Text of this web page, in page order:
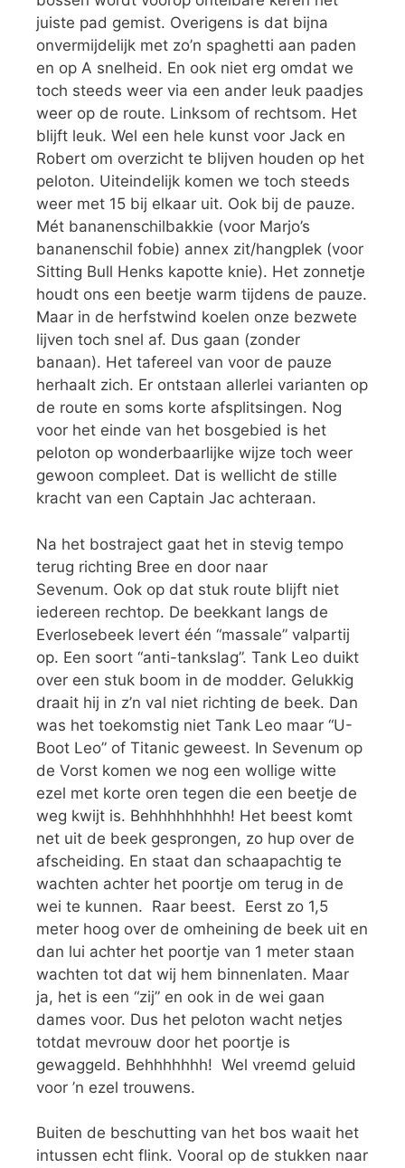
juiste pad gemist. Overigens is dat bijna
onvermijdelijk met zo’n spaghetti aan paden
en op A snelheid. En ook niet erg omdat we
toch steeds weer via een ander leuk paadjes
weer op de route. Linksom of rechtsom. Het
blijft leuk. Wel een hele kunst voor Jack en
Robert om overzicht te blijven houden op het
peloton. Uiteindelijk komen we toch steeds
weer met 15 bij elkaar uit. Ook bij de pauze.
Mét bananenschilbakkie (voor Marjo’s
bananenschil fobie) annex zit/hangplek (voor
Sitting Bull Henks kapotte knie). Het zonnetje
houdt ons een beetje warm tijdens de pauze.
Maar in de herfstwind koelen onze bezwete
lijven toch snel af. Dus gaan (zonder
banaan). Het tafereel van voor de pauze
herhaalt zich. Er ontstaan allerlei varianten op
de route en soms korte afsplitsingen. Nog
voor het einde van het bosgebied is het
peloton op wonderbaarlijke wijze toch weer
gewoon compleet. Dat is wellicht de stille
kracht van een Captain Jac achteraan.
Na het bostraject gaat het in stevig tempo
terug richting Bree en door naar
Sevenum. Ook op dat stuk route blijft niet
iedereen rechtop. De beekkant langs de
Everlosebeek levert één “massale” valpartij
op. Een soort “anti-tankslag”. Tank Leo duikt
over een stuk boom in de modder. Gelukkig
draait hij in z’n val niet richting de beek. Dan
was het toekomstig niet Tank Leo maar “U-
Boot Leo” of Titanic geweest. In Sevenum op
de Vorst komen we nog een wollige witte
ezel met korte oren tegen die een beetje de
weg kwijt is. Behhhhhhhhh! Het beest komt
net uit de beek gesprongen, zo hup over de
afscheiding. En staat dan schaapachtig te
wachten achter het poortje om terug in de
wei te kunnen. Raar beest. Eerst zo 1,5
meter hoog over de omheining de beek uit en
dan lui achter het poortje van 1 meter staan
wachten tot dat wij hem binnenlaten. Maar
ja, het is een “zij” en ook in de wei gaan
dames voor. Dus het peloton wacht netjes
totdat mevrouw door het poortje is
gewaggeld. Behhhhhhh! Wel vreemd geluid
voor ’n ezel trouwens.
Buiten de beschutting van het bos waait het
intussen echt flink. Vooral op de stukken naar